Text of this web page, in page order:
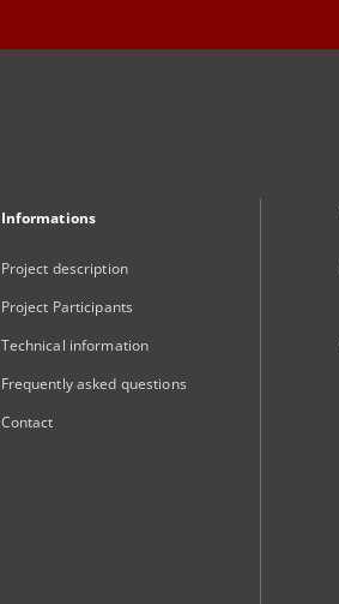
Informations
Project description
Project Participants
Technical information
Frequently asked questions
Contact